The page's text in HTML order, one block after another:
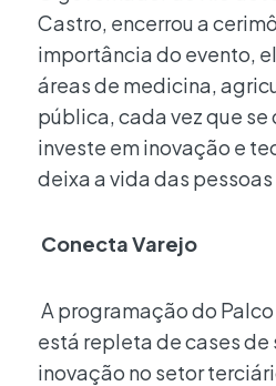
Castro, encerrou a
importância do evento,
áreas de medicina,
pública, cada vez que
investe em inovação e
deixa a vida das pessoas
Conecta Varejo
A programação do
está repleta de cases de
inovação no setor